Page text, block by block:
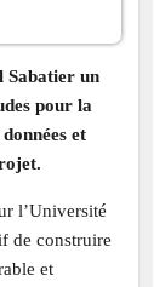
Sabatier un
pour la
et
l’Université
de construire
et